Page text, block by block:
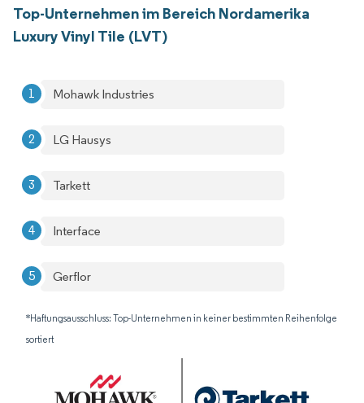
Top-Unternehmen im Bereich Nordamerika
Luxury Vinyl Tile (LVT)
Mohawk Industries
LG Hausys
Tarkett
Interface
Gerflor
*Haftungsausschluss: Top-Unternehmen in keiner bestimmten Reihenfolge
sortiert